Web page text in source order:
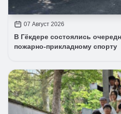
07 Август 2026
В Гёкдере состоялись
пожарно-прикладному спорту